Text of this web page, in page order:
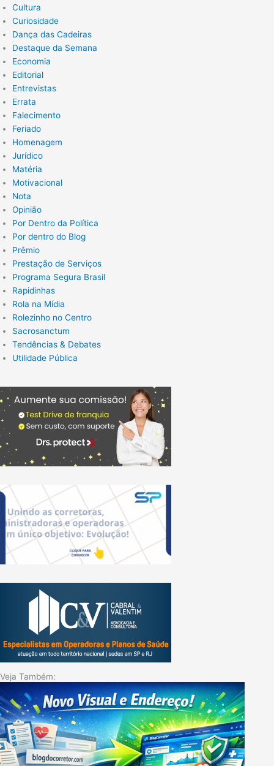
Cultura
Curiosidade
Dança das Cadeiras
Destaque da Semana
Economia
Editorial
Entrevistas
Errata
Falecimento
Feriado
Homenagem
Jurídico
Matéria
Motivacional
Nota
Opinião
Por Dentro da Política
Por dentro do Blog
Prêmio
Prestação de Serviços
Programa Segura Brasil
Rapidinhas
Rola na Mídia
Rolezinho no Centro
Sacrosanctum
Tendências & Debates
Utilidade Pública
Veja Também: